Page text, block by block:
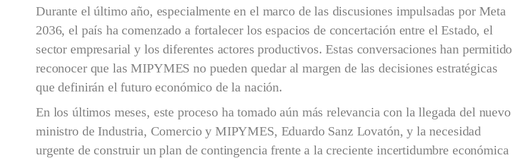
Durante el último año, especialmente en el marco de las discusiones impulsadas por Meta
2036, el país ha comenzado a fortalecer los espacios de concertación entre el Estado, el
sector empresarial y los diferentes actores productivos. Estas conversaciones han permitido
reconocer que las MIPYMES no pueden quedar al margen de las decisiones estratégicas
que definirán el futuro económico de la nación.
En los últimos meses, este proceso ha tomado aún más relevancia con la llegada del nuevo
ministro de Industria, Comercio y MIPYMES, Eduardo Sanz Lovatón, y la necesidad
urgente de construir un plan de contingencia frente a la creciente incertidumbre económica